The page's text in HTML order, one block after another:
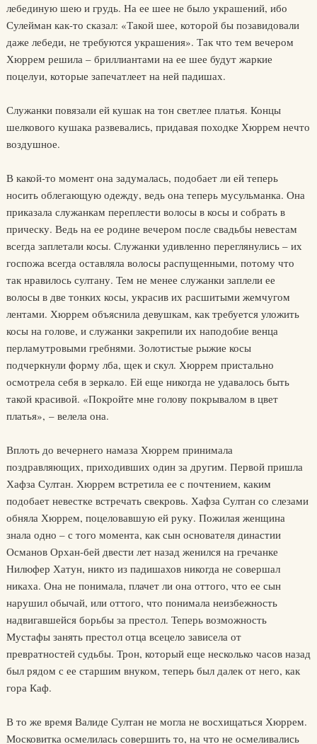
лебединую шею и грудь. На ее шее не было украшений, ибо
Сулейман как-то сказал: «Такой шее, которой бы позавидовали
даже лебеди, не требуются украшения». Так что тем вечером
Хюррем решила – бриллиантами на ее шее будут жаркие
поцелуи, которые запечатлеет на ней падишах.
Служанки повязали ей кушак на тон светлее платья. Концы
шелкового кушака развевались, придавая походке Хюррем нечто
воздушное.
В какой-то момент она задумалась, подобает ли ей теперь
носить облегающую одежду, ведь она теперь мусульманка. Она
приказала служанкам переплести волосы в косы и собрать в
прическу. Ведь на ее родине вечером после свадьбы невестам
всегда заплетали косы. Служанки удивленно переглянулись – их
госпожа всегда оставляла волосы распущенными, потому что
так нравилось султану. Тем не менее служанки заплели ее
волосы в две тонких косы, украсив их расшитыми жемчугом
лентами. Хюррем объяснила девушкам, как требуется уложить
косы на голове, и служанки закрепили их наподобие венца
перламутровыми гребнями. Золотистые рыжие косы
подчеркнули форму лба, щек и скул. Хюррем пристально
осмотрела себя в зеркало. Ей еще никогда не удавалось быть
такой красивой. «Покройте мне голову покрывалом в цвет
платья», – велела она.
Вплоть до вечернего намаза Хюррем принимала
поздравляющих, приходивших один за другим. Первой пришла
Хафза Султан. Хюррем встретила ее с почтением, каким
подобает невестке встречать свекровь. Хафза Султан со слезами
обняла Хюррем, поцеловавшую ей руку. Пожилая женщина
знала одно – с того момента, как сын основателя династии
Османов Орхан-бей двести лет назад женился на гречанке
Нилюфер Хатун, никто из падишахов никогда не совершал
никаха. Она не понимала, плачет ли она оттого, что ее сын
нарушил обычай, или оттого, что понимала неизбежность
надвигавшейся борьбы за престол. Теперь возможность
Мустафы занять престол отца всецело зависела от
превратностей судьбы. Трон, который еще несколько часов назад
был рядом с ее старшим внуком, теперь был далек от него, как
гора Каф.
В то же время Валиде Султан не могла не восхищаться Хюррем.
Московитка осмелилась совершить то, на что не осмеливались